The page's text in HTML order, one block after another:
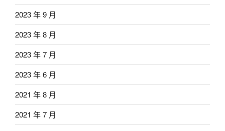
2023 年 9 月
2023 年 8 月
2023 年 7 月
2023 年 6 月
2021 年 8 月
2021 年 7 月